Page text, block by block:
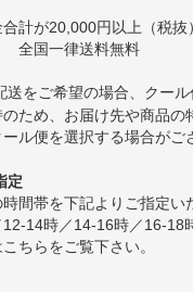
計が20,000円以上（税抜
律送料無料
をご希望の場合、クール
ため、お届け先や商品の
ル便を選択する場合がご
定
間帯を下記よりご指定い
12-14時／14-16時／16-18
こちらをご覧下さい。